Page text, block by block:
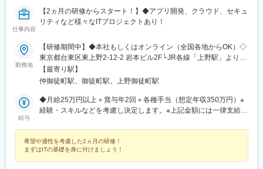
仕事内容
【2ヵ月の研修からスタート！】◆アプリ開発、クラウド、セキュ
リティなど様々なITプロジェクトあり！
勤務地
【研修期間中】◆本社もしくはオンライン（全国各地からOK）◇
東京都台東区東上野2-12-2 岩本ビル2F└JR各線「上野駅」より徒
歩7分└JR線「御徒町駅」より徒歩5分└都営大江戸線「上野御徒
町駅」より徒歩4分【研修終了後】◆東京23区を中心とした全国
う転勤はありません。※すべて徒歩10分以内の駅チカオフィスで
す。★将来的には、フルリモートや在宅勤務、リモートワークも
スクールは、自社で研修制度を持っていないIT会社に向けて、ITエ
ンジニア育成を支援してきたという背景を持ちます。だから研修
実績とノウハウは豊富！専任講師がカリキュラムに沿って研修し
ていくため、本当にITスクールに通っているような2ヵ月を過ごす
【最寄り駅】
仲御徒町駅、御徒町駅、上野御徒町駅
給与
◆月給25万円以上＋賞与年2回＋各種手当（想定年収350万円）※
経験・スキルなどを考慮し決定します。※上記金額には一律支給の
り（期間中は月給23万円以上で、その他の待遇に変更なし）☆経
験がある方は、現職・前職給与を考慮します。【年収例】年収
350万円（経験0年入社）年収450万円（経験3年入社）年収600万
円（経験5年入社）
希望や適性を考慮した2ヵ月の研修！
まずはITの基礎を身に付けましょう！